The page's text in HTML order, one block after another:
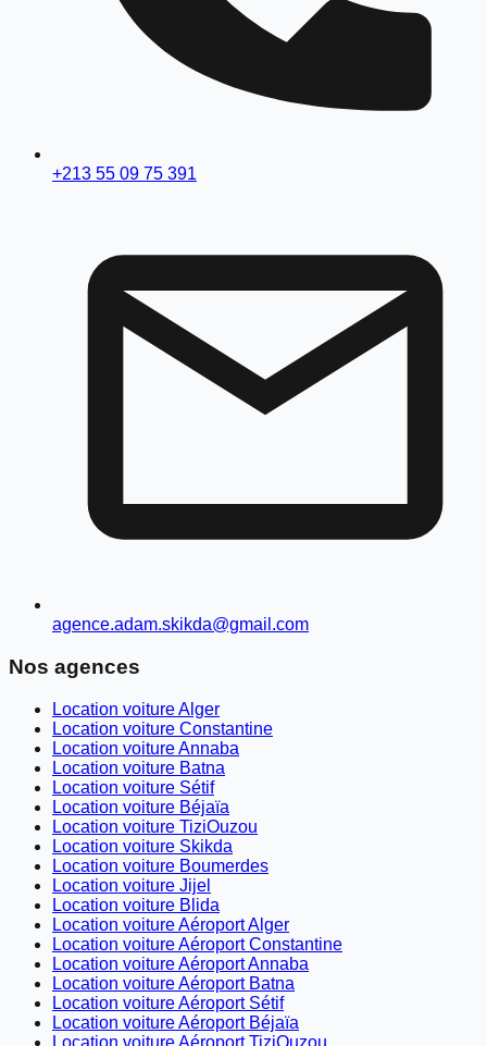
+213 55 09 75 391
agence.adam.skikda@gmail.com
Nos agences
Location voiture Alger
Location voiture Constantine
Location voiture Annaba
Location voiture Batna
Location voiture Sétif
Location voiture Béjaïa
Location voiture TiziOuzou
Location voiture Skikda
Location voiture Boumerdes
Location voiture Jijel
Location voiture Blida
Location voiture Aéroport Alger
Location voiture Aéroport Constantine
Location voiture Aéroport Annaba
Location voiture Aéroport Batna
Location voiture Aéroport Sétif
Location voiture Aéroport Béjaïa
Location voiture Aéroport TiziOuzou